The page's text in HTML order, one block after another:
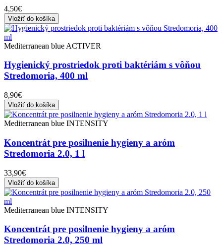
4,50€
Vložiť do košíka
Mediterranean blue ACTIVER
Hygienický prostriedok proti baktériám s vôňou
Stredomoria, 400 ml
8,90€
Vložiť do košíka
Mediterranean blue INTENSITY
Koncentrát pre posilnenie hygieny a aróm
Stredomoria 2.0, 1 l
33,90€
Vložiť do košíka
Mediterranean blue INTENSITY
Koncentrát pre posilnenie hygieny a aróm
Stredomoria 2.0, 250 ml